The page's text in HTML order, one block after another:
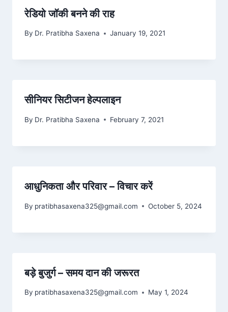
रेडियो जॉकी बनने की राह
By Dr. Pratibha Saxena January 19, 2021
सीनियर सिटीजन हेल्पलाइन
By Dr. Pratibha Saxena February 7, 2021
आधुनिकता और परिवार – विचार करें
By pratibhasaxena325@gmail.com October 5, 2024
बड़े बुजुर्ग – समय दान की जरूरत
By pratibhasaxena325@gmail.com May 1, 2024